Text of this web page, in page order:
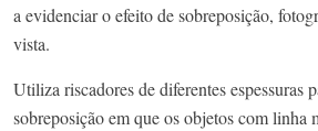
a evidenciar o efeito de sobreposição,
vista.
Utiliza riscadores de diferentes espessuras
sobreposição em que os objetos com linha